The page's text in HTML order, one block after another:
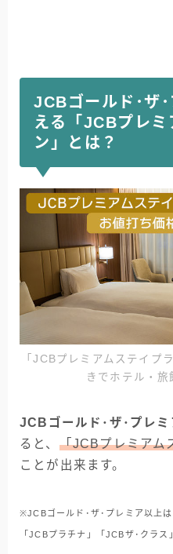
JCBゴールド･ザ
える「JCBプレミ
ン」とは？
「JCBプレミアムステイプ
きでホテル・旅
JCBゴールド･ザ･プレミ
ると、 「JCBプレミアム
ことが出来ます。
※JCBゴールド･ザ･プレミア以上
「JCBプラチナ」「JCBザ･クラス